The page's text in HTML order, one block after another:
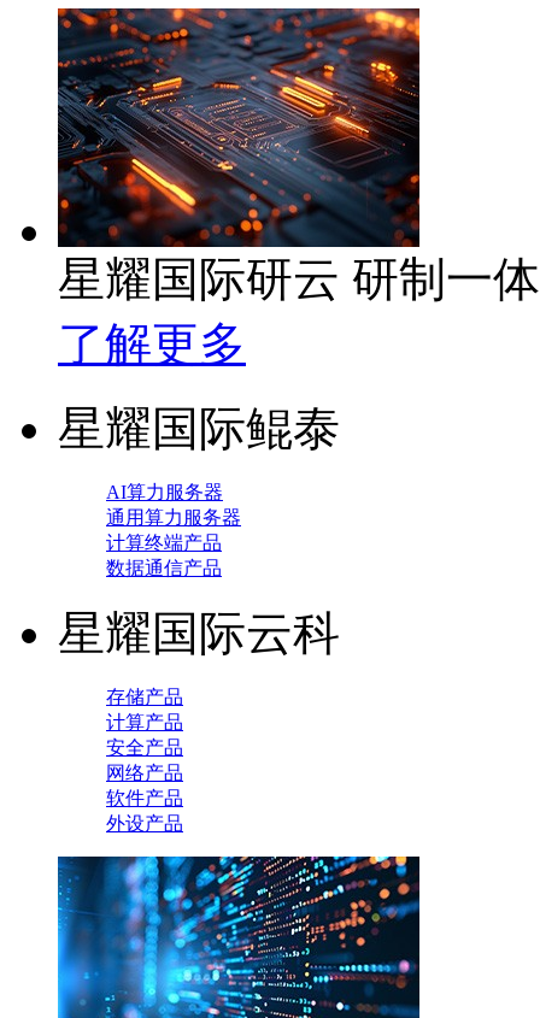
星耀国际研云 研制一
了解更多
星耀国际鲲泰
AI算力服务器
通用算力服务器
计算终端产品
数据通信产品
星耀国际云科
存储产品
计算产品
安全产品
网络产品
软件产品
外设产品